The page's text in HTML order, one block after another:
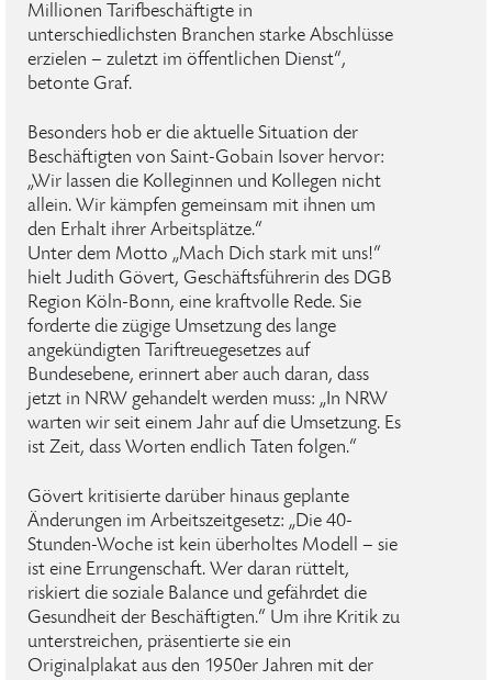
Millionen Tarifbeschäftigte in
unterschiedlichsten Branchen starke Abschlüsse
erzielen – zuletzt im öffentlichen Dienst“,
betonte Graf.
Besonders hob er die aktuelle Situation der
Beschäftigten von Saint-Gobain Isover hervor:
„Wir lassen die Kolleginnen und Kollegen nicht
allein. Wir kämpfen gemeinsam mit ihnen um
den Erhalt ihrer Arbeitsplätze.“
Unter dem Motto „Mach Dich stark mit uns!“
hielt Judith Gövert, Geschäftsführerin des DGB
Region Köln-Bonn, eine kraftvolle Rede. Sie
forderte die zügige Umsetzung des lange
angekündigten Tariftreuegesetzes auf
Bundesebene, erinnert aber auch daran, dass
jetzt in NRW gehandelt werden muss: „In NRW
warten wir seit einem Jahr auf die Umsetzung. Es
ist Zeit, dass Worten endlich Taten folgen.“
Gövert kritisierte darüber hinaus geplante
Änderungen im Arbeitszeitgesetz: „Die 40-
Stunden-Woche ist kein überholtes Modell – sie
ist eine Errungenschaft. Wer daran rüttelt,
riskiert die soziale Balance und gefährdet die
Gesundheit der Beschäftigten.“ Um ihre Kritik zu
unterstreichen, präsentierte sie ein
Originalplakat aus den 1950er Jahren mit der